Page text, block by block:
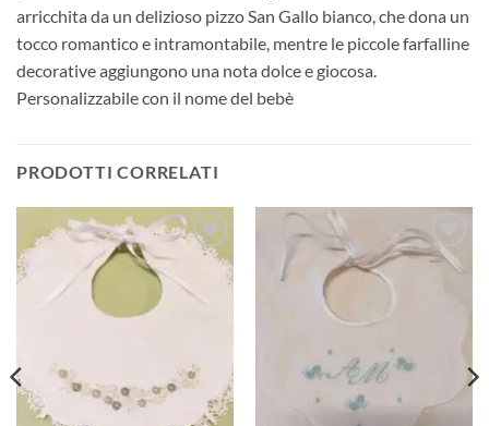
arricchita da un delizioso pizzo San Gallo bianco, che dona un
tocco romantico e intramontabile, mentre le piccole farfalline
decorative aggiungono una nota dolce e giocosa.
Personalizzabile con il nome del bebè
PRODOTTI CORRELATI
Aggiungi
dei
Aggiungi